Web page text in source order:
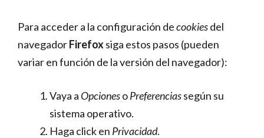
Para acceder a la configuración decookiesdel
navegadorFirefoxsiga estos pasos (pueden
variar en función de la versión del navegador):
Vaya a OpcionesoPreferenciassegún su
sistema operativo.
Haga click en Privacidad.